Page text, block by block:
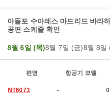
아돌포 수아레스 마드리드 바라
공편 스케줄 확인
8월 6일 (목)8월 7일 (금)8월 8일
편명 항공기 모델
NT6073 -